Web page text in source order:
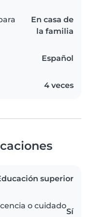
En casa de
la familia
Español
4 veces
superior
o cuidado
Sí